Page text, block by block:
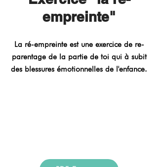
empreinte"
La ré-empreinte est une exercice de re-
parentage de la partie de toi qui à subit
des blessures émotionnelles de l'enfance.